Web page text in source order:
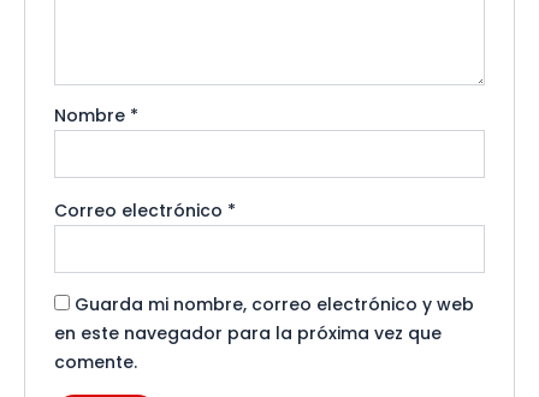
Nombre *
Correo electrónico *
Guarda mi nombre, correo electrónico y web
en este navegador para la próxima vez que
comente.